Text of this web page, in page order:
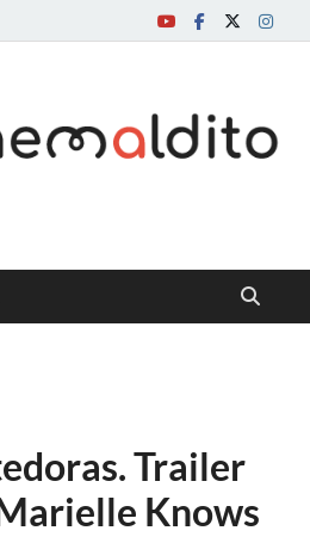
Trailer
Knows